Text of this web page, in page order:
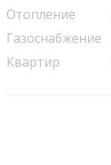
Отопление
Газоснабжение
Квартир